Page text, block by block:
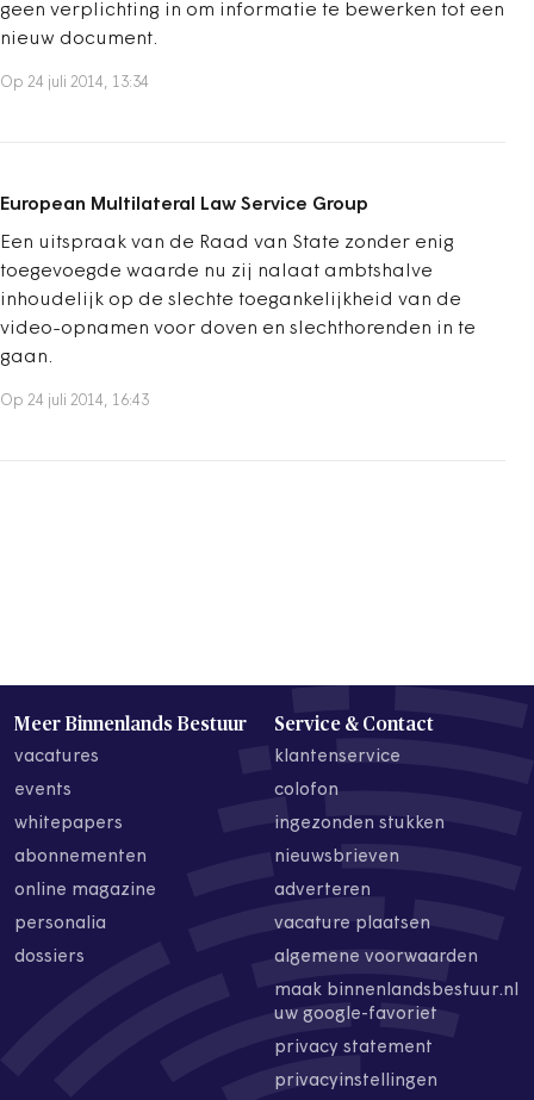
geen verplichting in om informatie te bewerken tot een
nieuw document.
Op 24 juli 2014, 13:34
European Multilateral Law Service Group
Een uitspraak van de Raad van State zonder enig
toegevoegde waarde nu zij nalaat ambtshalve
inhoudelijk op de slechte toegankelijkheid van de
video-opnamen voor doven en slechthorenden in te
gaan.
Op 24 juli 2014, 16:43
Meer Binnenlands Bestuur
vacatures
events
whitepapers
abonnementen
online magazine
personalia
dossiers
Service & Contact
klantenservice
colofon
ingezonden stukken
nieuwsbrieven
adverteren
vacature plaatsen
algemene voorwaarden
maak binnenlandsbestuur.nl
uw google-favoriet
privacy statement
privacyinstellingen